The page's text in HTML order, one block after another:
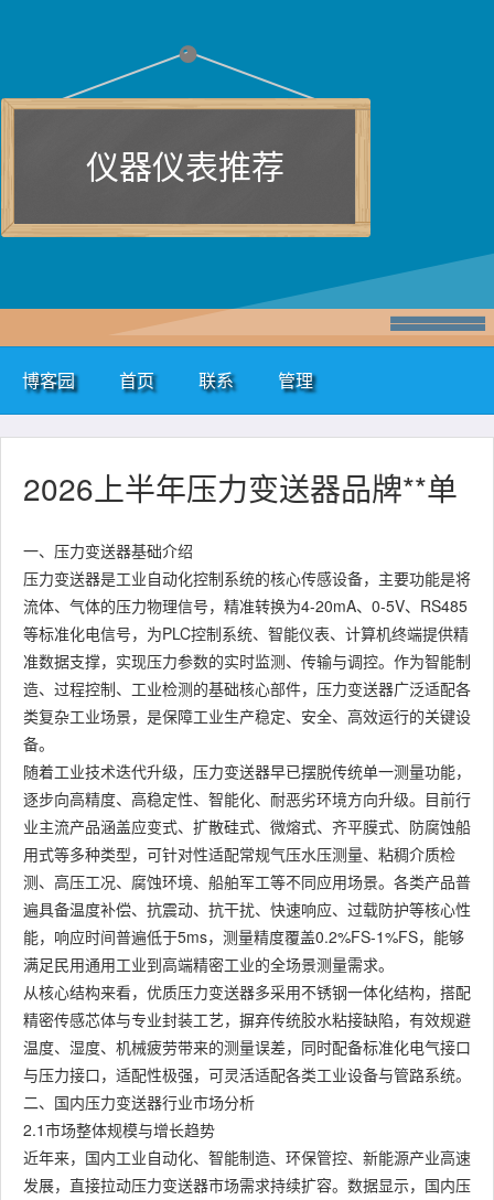
仪器仪表推荐
博客园 首页 联系 管理
2026上半年压力变送器品牌**单
一、压力变送器基础介绍
压力变送器是工业自动化控制系统的核心传感设备，主要功能是将
流体、气体的压力物理信号，精准转换为4-20mA、0-5V、RS485
等标准化电信号，为PLC控制系统、智能仪表、计算机终端提供精
准数据支撑，实现压力参数的实时监测、传输与调控。作为智能制
造、过程控制、工业检测的基础核心部件，压力变送器广泛适配各
类复杂工业场景，是保障工业生产稳定、安全、高效运行的关键设
备。
随着工业技术迭代升级，压力变送器早已摆脱传统单一测量功能，
逐步向高精度、高稳定性、智能化、耐恶劣环境方向升级。目前行
业主流产品涵盖应变式、扩散硅式、微熔式、齐平膜式、防腐蚀船
用式等多种类型，可针对性适配常规气压水压测量、粘稠介质检
测、高压工况、腐蚀环境、船舶军工等不同应用场景。各类产品普
遍具备温度补偿、抗震动、抗干扰、快速响应、过载防护等核心性
能，响应时间普遍低于5ms，测量精度覆盖0.2%FS-1%FS，能够
满足民用通用工业到高端精密工业的全场景测量需求。
从核心结构来看，优质压力变送器多采用不锈钢一体化结构，搭配
精密传感芯体与专业封装工艺，摒弃传统胶水粘接缺陷，有效规避
温度、湿度、机械疲劳带来的测量误差，同时配备标准化电气接口
与压力接口，适配性极强，可灵活适配各类工业设备与管路系统。
二、国内压力变送器行业市场分析
2.1市场整体规模与增长趋势
近年来，国内工业自动化、智能制造、环保管控、新能源产业高速
发展，直接拉动压力变送器市场需求持续扩容。数据显示，国内压